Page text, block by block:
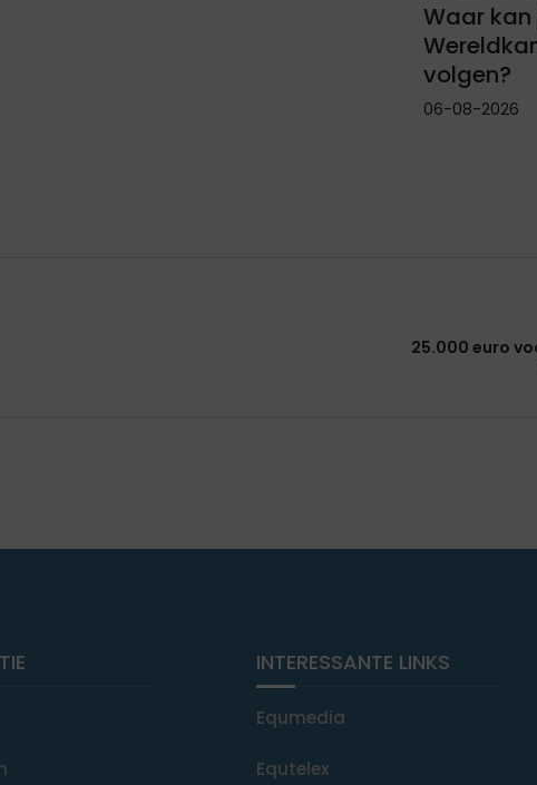
Waar kan
volgen?
06-08-2026
25.000 euro
INTERESSANTE LINKS
Equmedia
Equtelex